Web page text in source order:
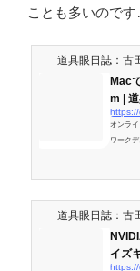
ことも多いのです
道具眼日誌：古
Mac
m |
オンラ
ワーク
道具眼日誌：古
イズ